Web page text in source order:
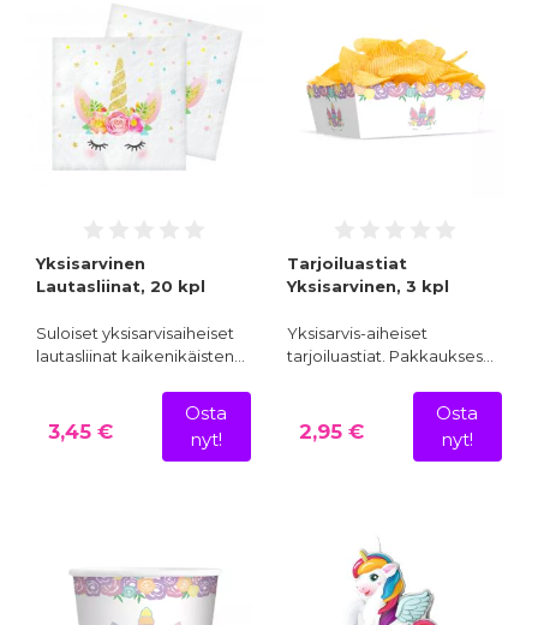
Yksisarvinen
Lautasliinat, 20 kpl
Suloiset yksisarvisaiheiset
lautasliinat kaikenikäisten…
3,45 €
Osta
nyt!
Tarjoiluastiat
Yksisarvinen, 3 kpl
Yksisarvis-aiheiset
tarjoiluastiat. Pakkaukses…
2,95 €
Osta
nyt!